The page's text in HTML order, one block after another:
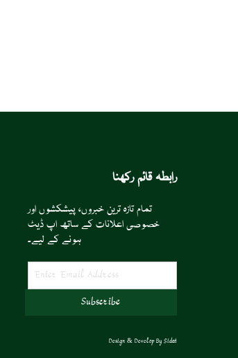
رابطہ قائم رکھنا
تمام تازہ ترین خبروں، پیشکشوں اور
خصوصی اعلانات کے ساتھ اپ ڈیٹ
ہونے کے لیے۔
Design & Develop By Sidat